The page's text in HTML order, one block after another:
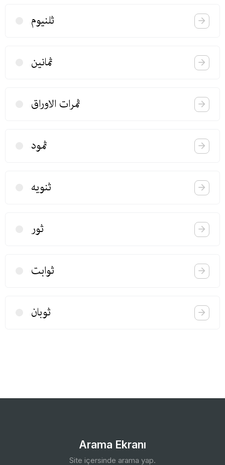
ثلنیوم
ثمانین
ثمرات الاوراق
ثمود
ثنویه
ثور
ثوابت
ثوبان
Arama Ekranı
Site içersinde arama yap.